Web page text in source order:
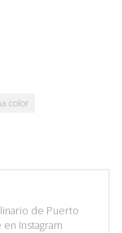
color
de Puerto
Instagram